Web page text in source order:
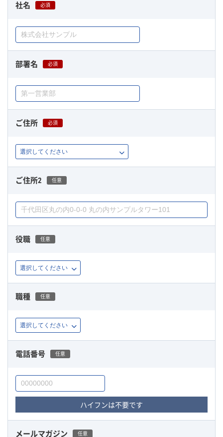
社名 必須
部署名 必須
ご住所 必須
ご住所2 任意
役職 任意
職種 任意
電話番号 任意
ハイフンは不要です
メールマガジン 任意